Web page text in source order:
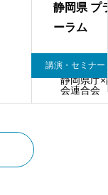
静岡県 プ
ーラム
静岡県庁
会連合会
講演・セミナー